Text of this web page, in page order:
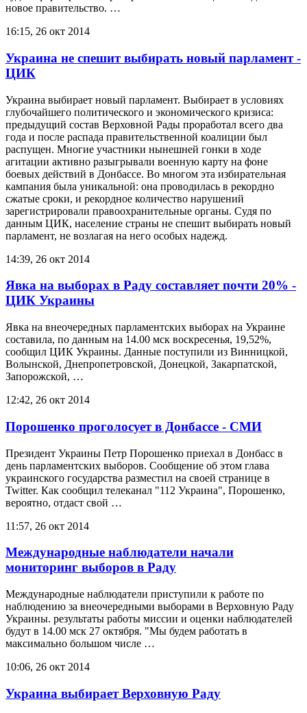
новое правительство. …
16:15, 26 окт 2014
Украина не спешит выбирать новый парламент -
ЦИК
Украина выбирает новый парламент. Выбирает в условиях
глубочайшего политического и экономического кризиса:
предыдущий состав Верховной Рады проработал всего два
года и после распада правительственной коалиции был
распущен. Многие участники нынешней гонки в ходе
агитации активно разыгрывали военную карту на фоне
боевых действий в Донбассе. Во многом эта избирательная
кампания была уникальной: она проводилась в рекордно
сжатые сроки, и рекордное количество нарушений
зарегистрировали правоохранительные органы. Судя по
данным ЦИК, население страны не спешит выбирать новый
парламент, не возлагая на него особых надежд.
14:39, 26 окт 2014
Явка на выборах в Раду составляет почти 20% -
ЦИК Украины
Явка на внеочередных парламентских выборах на Украине
составила, по данным на 14.00 мск воскресенья, 19,52%,
сообщил ЦИК Украины. Данные поступили из Винницкой,
Волынской, Днепропетровской, Донецкой, Закарпатской,
Запорожской, …
12:42, 26 окт 2014
Порошенко проголосует в Донбассе - СМИ
Президент Украины Петр Порошенко приехал в Донбасс в
день парламентских выборов. Сообщение об этом глава
украинского государства разместил на своей странице в
Twitter. Как сообщил телеканал "112 Украина", Порошенко,
вероятно, отдаст свой …
11:57, 26 окт 2014
Международные наблюдатели начали
мониторинг выборов в Раду
Международные наблюдатели приступили к работе по
наблюдению за внеочередными выборами в Верховную Раду
Украины. результаты работы миссии и оценки наблюдателей
будут в 14.00 мск 27 октября. "Мы будем работать в
максимально большом числе …
10:06, 26 окт 2014
Украина выбирает Верховную Раду